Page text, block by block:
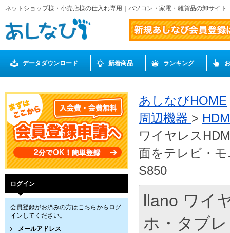
ネットショップ様・小売店様の仕入れ専用｜パソコン・家電・雑貨品の卸サイ
データダウンロード 新着商品 ランキング
ログイン
会員登録がお済みの方はこちらからログ
インしてください。
メールアドレス
あしなびHOME
周辺機器 >
ワイヤレス
面をテレビ・
S850
llano ワイ
ホ・タブ